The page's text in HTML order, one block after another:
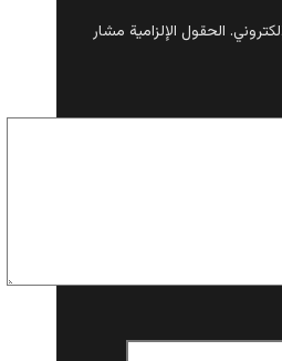
الحقول الإلزامية مشار